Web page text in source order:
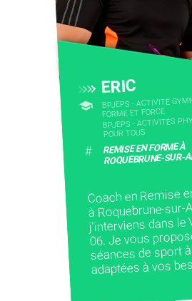
ERIC
BPJEPS - ACTIVITÉ
FORME ET FORCE
BPJEPS - ACTIVITÉS
POUR TOUS
# REMISE EN FORME À
ROQUEBRUNE-SUR-
Coach en Remise
à Roquebrune-sur-
j'interviens dans le
06. Je vous
séances de sport
adaptées à vos